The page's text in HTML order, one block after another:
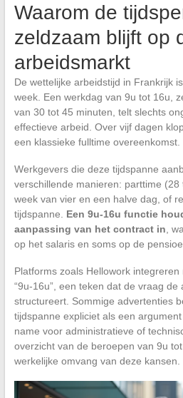
Waarom de
zeldzaam blijft op
arbeidsmarkt
De wettelijke arbeidstijd in Frankrijk
week. Een werkdag van 9u tot 16u,
van 30 tot 45 minuten, telt slechts
effectieve arbeid. Over vijf dagen
een klassieke fulltime overeenkomst.
Werkgevers die deze tijdspanne
verschillende manieren: parttime
week van vier en een halve dag, of
tijdspanne. Een 9u-16u functie
aanpassing van het contract in ,
op het salaris en soms op de
Platforms zoals Hellowork integreren
“9u-16u”, een teken dat de vraag de
structureert. Sommige advertenties
tijdspanne expliciet als een
name voor administratieve of
overzicht van de beroepen van 9u
werkelijke omvang van deze kansen.